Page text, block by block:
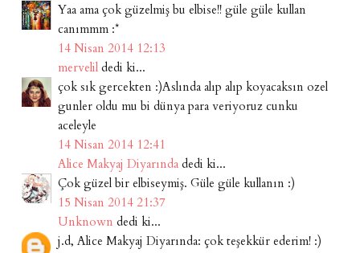
Yaa ama çok güzelmiş bu elbise!! güle güle kullan
canımmm :*
14 Nisan 2014 12:13
mervelildedi ki...
çok sık gercekten :)Aslında alıp alıp koyacaksın ozel
gunler oldu mu bi dünya para veriyoruz cunku
aceleyle
14 Nisan 2014 12:41
Alice Makyaj Diyarındadedi ki...
Çok güzel bir elbiseymiş. Güle güle kullanın :)
15 Nisan 2014 21:37
Unknown dedi ki...
j.d, Alice Makyaj Diyarında: çok teşekkür ederim! :)